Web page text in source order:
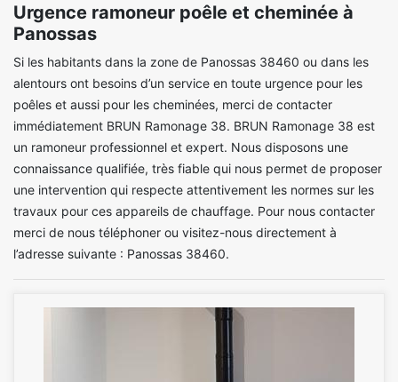
Urgence ramoneur poêle et cheminée à
Panossas
Si les habitants dans la zone de Panossas 38460 ou dans les
alentours ont besoins d’un service en toute urgence pour les
poêles et aussi pour les cheminées, merci de contacter
immédiatement BRUN Ramonage 38. BRUN Ramonage 38 est
un ramoneur professionnel et expert. Nous disposons une
connaissance qualifiée, très fiable qui nous permet de proposer
une intervention qui respecte attentivement les normes sur les
travaux pour ces appareils de chauffage. Pour nous contacter
merci de nous téléphoner ou visitez-nous directement à
l’adresse suivante : Panossas 38460.